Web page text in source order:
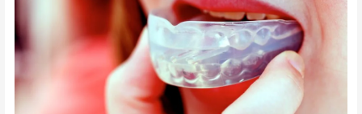
tratamiento
ortodóntico